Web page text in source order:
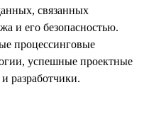
связанных
и его безопасностью.
процессинговые
успешные проектные
разработчики.